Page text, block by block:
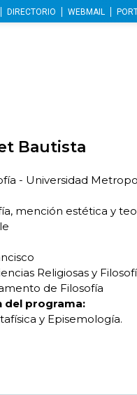
DIRECTORIO WEBMAIL
Bautista
- Universidad
mención estética y
Religiosas y
de Filosofía
del programa:
y Episemología.